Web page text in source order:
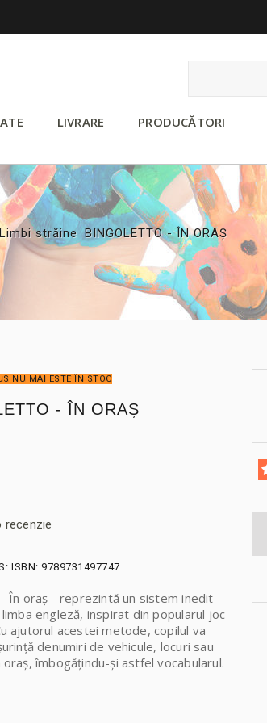
LIVRARE PRODUCĂTORI
Limbi străine
>
BINGOLETTO - ÎN ORAȘ
NU MAI ESTE ÎN STOC
- ÎN ORAȘ
recenzie
ISBN: 9789731497747
În oraș - reprezintă un sistem inedit
engleză, inspirat din popularul joc
ajutorul acestei metode, copilul va
denumiri de vehicule, locuri sau
îmbogățindu-și astfel vocabularul.